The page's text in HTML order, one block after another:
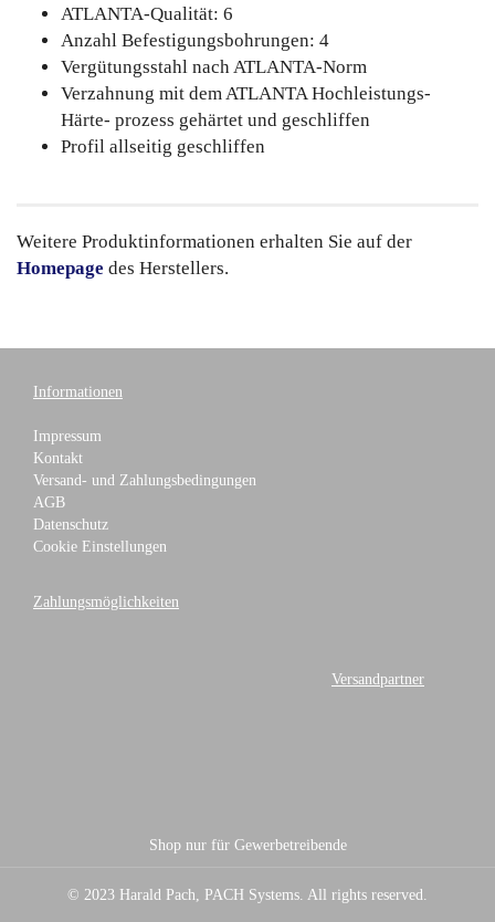
ATLANTA-Qualität: 6
Anzahl Befestigungsbohrungen: 4
Vergütungsstahl nach ATLANTA-Norm
Verzahnung mit dem ATLANTA Hochleistungs-
Härte- prozess gehärtet und geschliffen
Profil allseitig geschliffen
Weitere Produktinformationen erhalten Sie auf der
Homepage des Herstellers.
Informationen
Impressum
Kontakt
Versand- und Zahlungsbedingungen
AGB
Datenschutz
Cookie Einstellungen
Zahlungsmöglichkeiten
Versandpartner
Shop nur für Gewerbetreibende
© 2023 Harald Pach, PACH Systems. All rights reserved.